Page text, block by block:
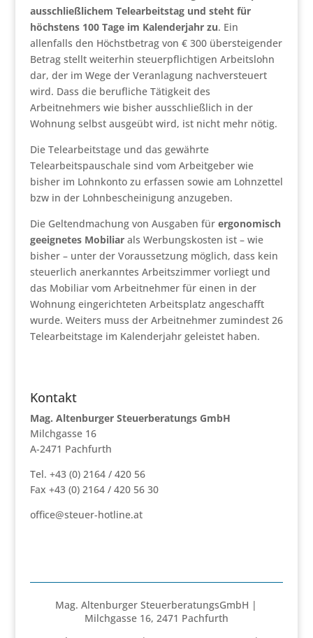
ausschließlichem Telearbeitstag und steht für
höchstens 100 Tage im Kalenderjahr zu. Ein
allenfalls den Höchstbetrag von € 300 übersteigender
Betrag stellt weiterhin steuerpflichtigen Arbeitslohn
dar, der im Wege der Veranlagung nachversteuert
wird. Dass die berufliche Tätigkeit des
Arbeitnehmers wie bisher ausschließlich in der
Wohnung selbst ausgeübt wird, ist nicht mehr nötig.
Die Telearbeitstage und das gewährte
Telearbeitspauschale sind vom Arbeitgeber wie
bisher im Lohnkonto zu erfassen sowie am Lohnzettel
bzw in der Lohnbescheinigung anzugeben.
Die Geltendmachung von Ausgaben für ergonomisch
geeignetes Mobiliarals Werbungskosten ist – wie
bisher – unter der Voraussetzung möglich, dass kein
steuerlich anerkanntes Arbeitszimmer vorliegt und
das Mobiliar vom Arbeitnehmer für einen in der
Wohnung eingerichteten Arbeitsplatz angeschafft
wurde. Weiters muss der Arbeitnehmer zumindest 26
Telearbeitstage im Kalenderjahr geleistet haben.
Kontakt
Mag. Altenburger Steuerberatungs GmbH
Milchgasse 16
A-2471 Pachfurth
Tel. +43 (0) 2164 / 420 56
Fax +43 (0) 2164 / 420 56 30
office@steuer-hotline.at
Mag. Altenburger SteuerberatungsGmbH |
Milchgasse 16, 2471 Pachfurth